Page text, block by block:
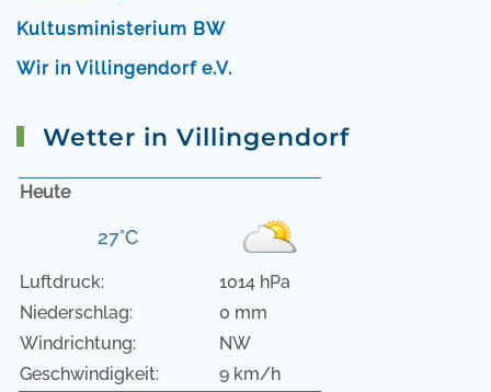
Kultusministerium BW
Wir in Villingendorf e.V.
Wetter in Villingendorf
Heute
27°C
Luftdruck:
1014 hPa
Niederschlag:
0 mm
Windrichtung:
NW
Geschwindigkeit:
9 km/h